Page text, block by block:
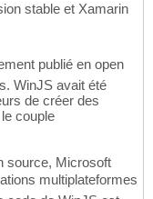
stable et Xamarin
publié en open
WinJS avait été
de créer des
couple
source, Microsoft
multiplateformes